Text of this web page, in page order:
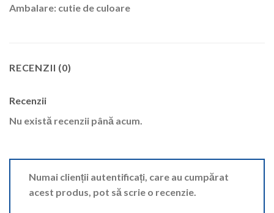
Ambalare: cutie de culoare
RECENZII (0)
Recenzii
Nu există recenzii până acum.
Numai clienții autentificați, care au cumpărat
acest produs, pot să scrie o recenzie.